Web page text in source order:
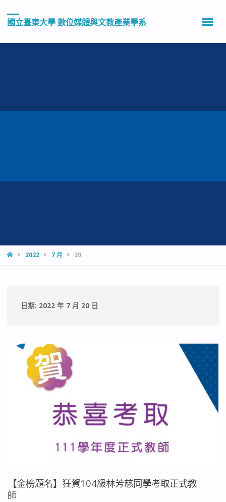
國立臺東大學 數位媒體與文教產業學系
HOME2022 7 月 20
日期: 2022 年 7 月 20 日
【金榜題名】狂賀104級林芳慈同學考取正式教
師